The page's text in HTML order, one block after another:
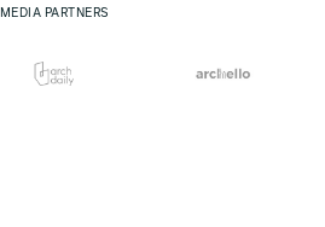
MEDIA PARTNERS